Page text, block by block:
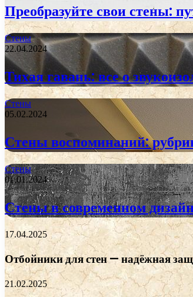
Преобразуйте свои стены:
Стены
22.04.2024
Тихая гавань: все о
Стены
05.02.2024
Стены воспоминаний:
Стены
01.01.2024
Стены в современном
17.04.2025
Отбойники для стен — надёжная
21.02.2025